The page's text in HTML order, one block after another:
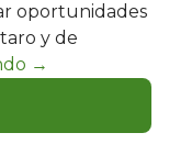
oportunidades
y de